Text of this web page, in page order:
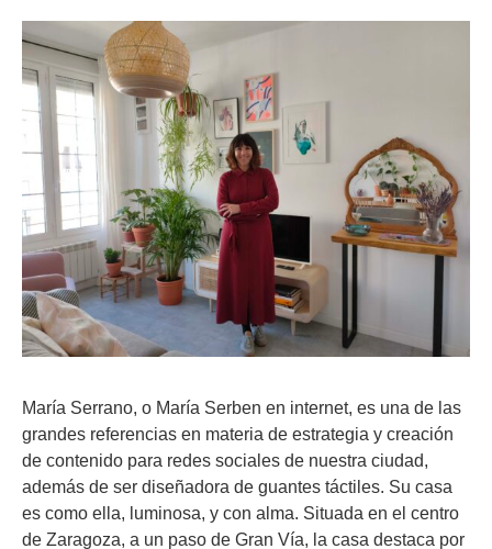
María Serrano, o María Serben en internet, es una de las
grandes referencias en materia de estrategia y creación
de contenido para redes sociales de nuestra ciudad,
además de ser diseñadora de guantes táctiles. Su casa
es como ella, luminosa, y con alma. Situada en el centro
de Zaragoza, a un paso de Gran Vía, la casa destaca por